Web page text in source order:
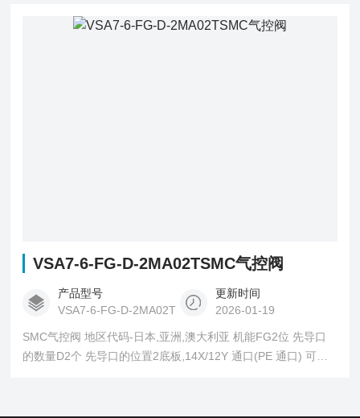
VSA7-6-FG-D-2MA02TSMC气控阀
产品型号
VSA7-6-FG-D-2MA02T
更新时间
2026-01-19
SMC气控阀 地区代码-日本,亚洲,澳大利亚 机能FG2位 先导口
的数量D2个 先导口的位置2底板,14X/12Y 通口(PE 通口) 可选